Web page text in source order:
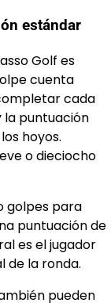
estándar
Golf es
cuenta
cada
la puntuación
hoyos.
o dieciocho
golpes para
puntuación de
es el jugador
de la ronda.
pueden